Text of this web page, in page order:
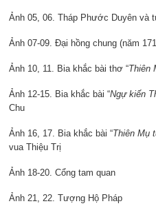
Ảnh 05, 06. Tháp Phước Duyên và
Ảnh 07-09. Đại hồng chung (năm
Ảnh 10, 11. Bia khắc bài thơ “Thiên
Ảnh 12-15. Bia khắc bài “Ngự kiến
Chu
Ảnh 16, 17. Bia khắc bài “Thiên Mụ
vua Thiệu Trị
Ảnh 18-20. Cổng tam quan
Ảnh 21, 22. Tượng Hộ Pháp